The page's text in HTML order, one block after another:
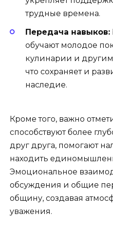
трудные времена.
Передача навыков:
обучают молодое
кулинарии и
что сохраняет и
наследие.
Кроме того, важно
способствуют более
друг друга, помогают
находить
Эмоциональное
обсуждения и общие
общину, создавая
уважения.